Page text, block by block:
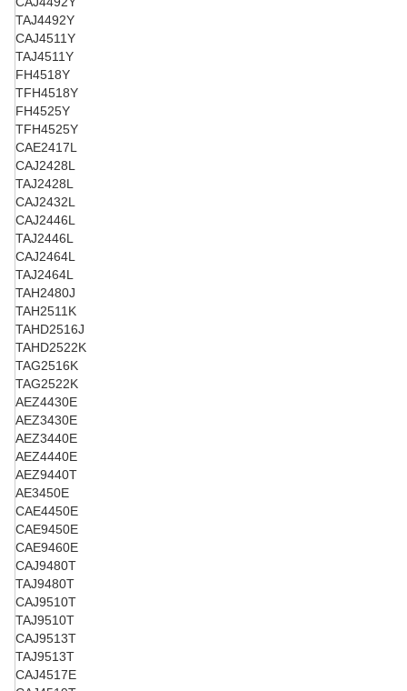
TAJ4492Y
CAJ4511Y
TAJ4511Y
FH4518Y
TFH4518Y
FH4525Y
TFH4525Y
CAE2417L
CAJ2428L
TAJ2428L
CAJ2432L
CAJ2446L
TAJ2446L
CAJ2464L
TAJ2464L
TAH2480J
TAH2511K
TAHD2516J
TAHD2522K
TAG2516K
TAG2522K
AEZ4430E
AEZ3430E
AEZ3440E
AEZ4440E
AEZ9440T
AE3450E
CAE4450E
CAE9450E
CAE9460E
CAJ9480T
TAJ9480T
CAJ9510T
TAJ9510T
CAJ9513T
TAJ9513T
CAJ4517E